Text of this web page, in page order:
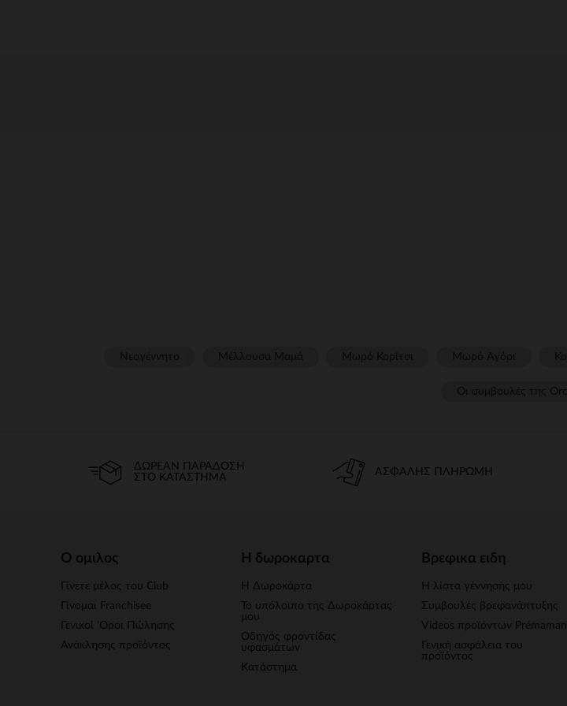
ΔΩΡΕΆΝ ΠΑΡΆΔΟΣΗ
ΣΤΟ ΚΑΤΆΣΤΗΜΑ
ΑΣΦΑΛΉΣ ΠΛΗΡΩΜΉ
Ο ομιλος
Γίνετε μέλος του Club
Γίνομαι Franchisee
Γενικοί 'Οροι Πώλησης
Ανάκλησης προϊόντος
Η δωροκαρτα
Η Δωροκάρτα
Το υπόλοιπο της Δωροκάρτας
μου
Οδηγός φροντίδας
υφασμάτων
Κατάστημα
Βρεφικα ειδη
Η λίστα γέννησής μου
Συμβουλές βρεφανάπτυξης
Videos προϊόντων Prémaman
Γενική ασφάλεια του
προϊόντος